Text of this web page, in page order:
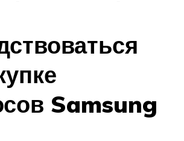
Samsung